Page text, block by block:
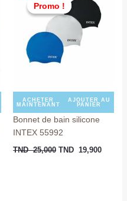
Promo !
Promo !
ACHETER
MAINTENANT
AJOUTER AU
PANIER
Bonnet de bain silicone
INTEX 55992
TND25,000
initial
était :
25,000.
TND 19,900
est :